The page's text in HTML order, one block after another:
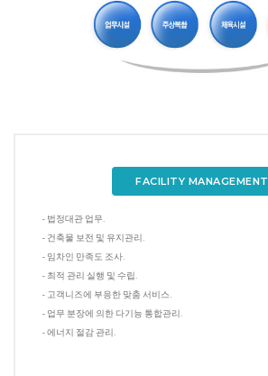
FACILITY MANAGEMENT
- 법정대관 업무.
- 건축물 보전 및 유지관리.
- 임차인 만족도 조사.
- 최적 관리 실행 및 수립.
- 고객니즈에 부응한 맞춤 서비스.
- 업무 분장에 의한 다기능 통합관리.
- 에너지 절감 관리.